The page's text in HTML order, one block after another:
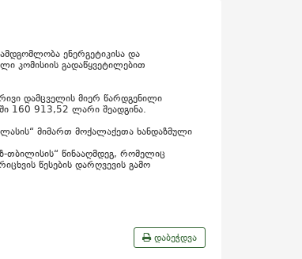
ენერგეტიკისა და
კომისიის გადაწყვეტილებით
დამცველის მიერ წარდგენილი
160 913,52 ლარი შეადგინა.
მიმართ მოქალაქეთა ხანდაზმული
თბილისის“ წინააღმდეგ, რომელიც
წესების დარღვევის გამო
დაბეჭდვა